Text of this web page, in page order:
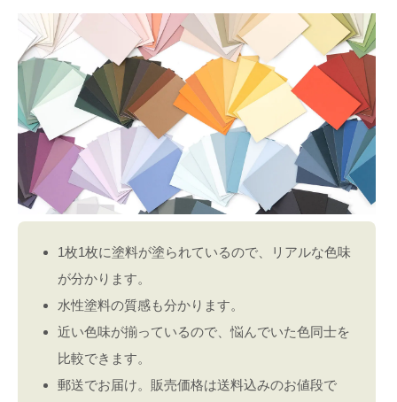
1枚1枚に塗料が塗られているので、リアルな色味
が分かります。
水性塗料の質感も分かります。
近い色味が揃っているので、悩んでいた色同士を
比較できます。
郵送でお届け。販売価格は送料込みのお値段で